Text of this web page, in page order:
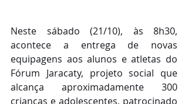
Neste sábado (21/10), às 8h30,
acontece a entrega de novas
equipagens aos alunos e atletas do
Fórum Jaracaty, projeto social que
alcança aproximadamente 300
crianças e adolescentes, patrocinado